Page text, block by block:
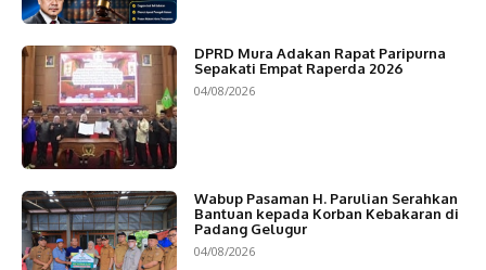
DPRD Mura Adakan Rapat Paripurna
Sepakati Empat Raperda 2026
04/08/2026
Wabup Pasaman H. Parulian Serahkan
Bantuan kepada Korban Kebakaran di
Padang Gelugur
04/08/2026